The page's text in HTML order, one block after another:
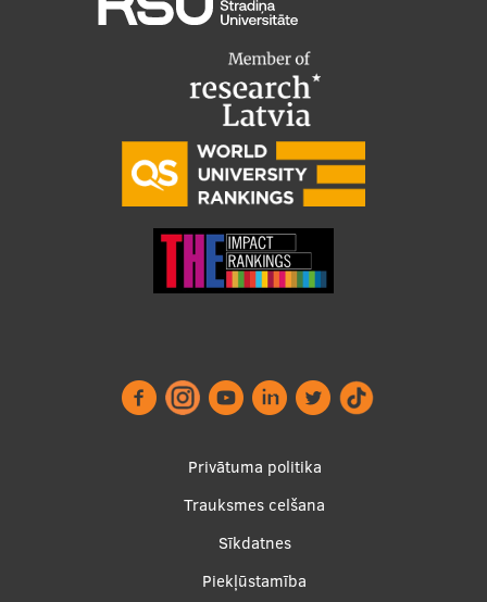
Privātuma politika
Trauksmes celšana
Sīkdatnes
Piekļūstamība